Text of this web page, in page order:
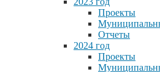
Проекты
Отчеты
2024 год
Проекты